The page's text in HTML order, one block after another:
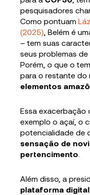
pesquisadores
Como pontuam
(2025) , Belém é
– tem suas
seus problemas
Porém, o que o
para o restante do
elementos
Essa exacerbação
exemplo o açaí, o
potencialidade de
sensação de
pertencimento
Além disso, a
plataforma digital